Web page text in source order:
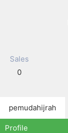
Sales
0
pemudahijrah
Profile